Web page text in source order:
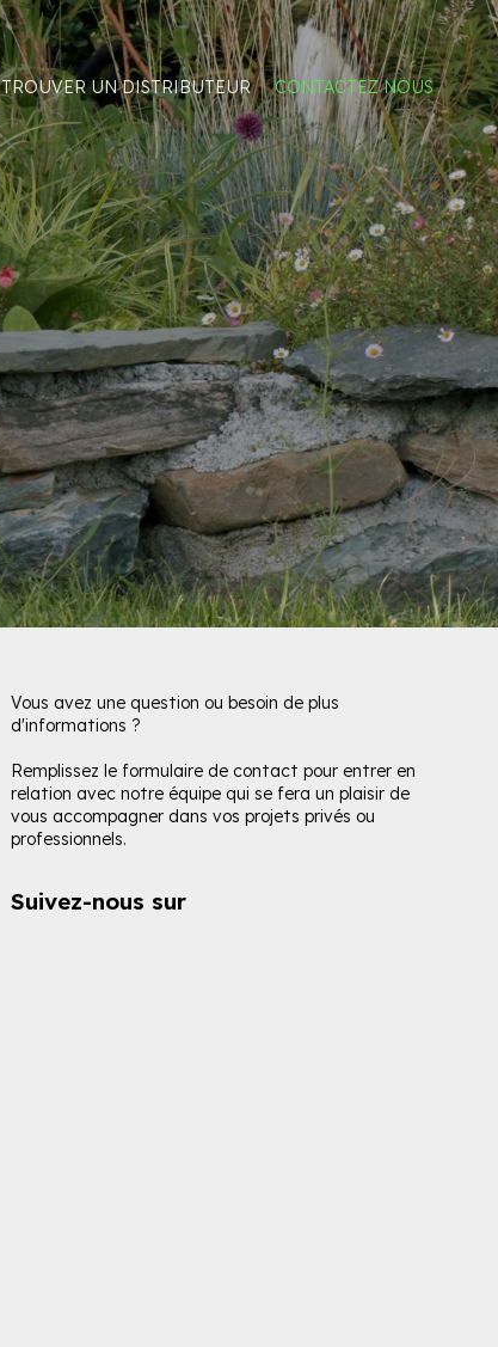
TROUVER UN DISTRIBUTEUR CONTACTEZ NOUS
Vous avez une question ou besoin de plus
d'informations ?
Remplissez le formulaire de contact pour entrer en
relation avec notre équipe qui se fera un plaisir de
vous accompagner dans vos projets privés ou
professionnels.
Suivez-nous sur